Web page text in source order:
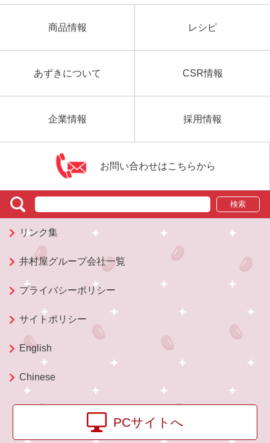
商品情報 レシピ
あずきについて CSR情報
企業情報 採用情報
お問い合わせはこちらから
検索
リンク集
井村屋グループ会社一覧
プライバシーポリシー
サイトポリシー
English
Chinese
PCサイトへ